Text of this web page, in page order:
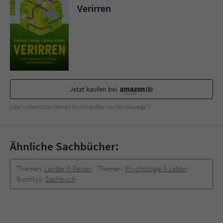
Verirren
Jetzt kaufen bei
oder unterstütze Deinen Buchhändler vor Ort (Anzeige*)
Ähnliche Sachbücher:
Themen: Länder & Reisen Themen: Psychologie & Leben
Buchtyp: Sachbuch
Sicherheitscode des Kontaktformulars zu
überprüfen.